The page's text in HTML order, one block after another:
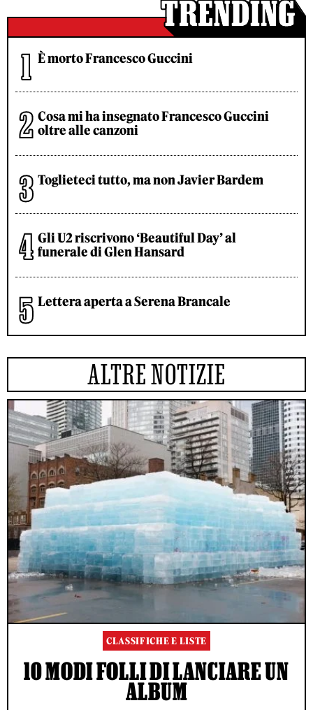
È morto Francesco Guccini
Cosa mi ha insegnato Francesco Guccini
oltre alle canzoni
Toglieteci tutto, ma non Javier Bardem
Gli U2 riscrivono ‘Beautiful Day’ al
funerale di Glen Hansard
Lettera aperta a Serena Brancale
ALTRE NOTIZIE
CLASSIFICHE E LISTE
10 MODI FOLLI DI LANCIARE UN
ALBUM